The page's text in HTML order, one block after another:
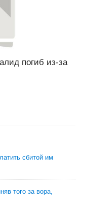
погиб из-за
сбитой им
того за вора,